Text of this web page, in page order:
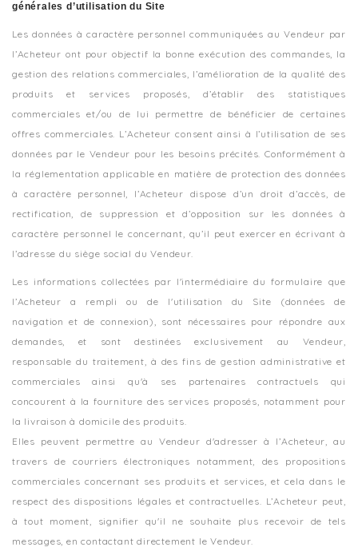
générales d’utilisation du Site
Les données à caractère personnel communiquées au Vendeur par
l’Acheteur ont pour objectif la bonne exécution des commandes, la
gestion des relations commerciales, l’amélioration de la qualité des
produits et services proposés, d’établir des statistiques
commerciales et/ou de lui permettre de bénéficier de certaines
offres commerciales. L’Acheteur consent ainsi à l’utilisation de ses
données par le Vendeur pour les besoins précités. Conformément à
la réglementation applicable en matière de protection des données
à caractère personnel, l’Acheteur dispose d’un droit d’accès, de
rectification, de suppression et d’opposition sur les données à
caractère personnel le concernant, qu’il peut exercer en écrivant à
l’adresse du siège social du Vendeur.
Les informations collectées par l'intermédiaire du formulaire que
l’Acheteur a rempli ou de l'utilisation du Site (données de
navigation et de connexion), sont nécessaires pour répondre aux
demandes, et sont destinées exclusivement au Vendeur,
responsable du traitement, à des fins de gestion administrative et
commerciales ainsi qu'à ses partenaires contractuels qui
concourent à la fourniture des services proposés, notamment pour
la livraison à domicile des produits.
Elles peuvent permettre au Vendeur d'adresser à l’Acheteur, au
travers de courriers électroniques notamment, des propositions
commerciales concernant ses produits et services, et cela dans le
respect des dispositions légales et contractuelles. L’Acheteur peut,
à tout moment, signifier qu'il ne souhaite plus recevoir de tels
messages, en contactant directement le Vendeur.